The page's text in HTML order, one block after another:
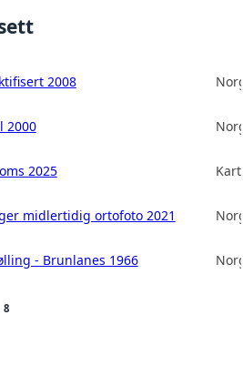
2008
2000
2025
midlertidig ortofoto 2021
- Brunlanes 1966
8